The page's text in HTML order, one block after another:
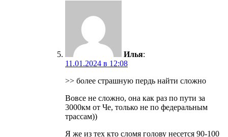
Илья:
11.01.2024 в 12:08
>> более страшную пердь найти сложно
Вовсе не сложно, она как раз по пути за
3000км от Че, только не по федеральным
трассам))
Я же из тех кто сломя голову несется 90-100